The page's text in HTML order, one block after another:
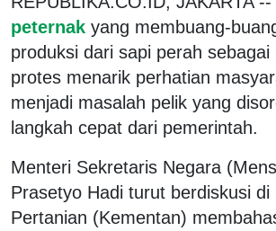
peternak yang membuang-
produksi dari sapi perah sebagai
protes menarik perhatian
menjadi masalah pelik yang
langkah cepat dari pemerintah.
Menteri Sekretaris Negara
Prasetyo Hadi turut berdiskusi di
Pertanian (Kementan)